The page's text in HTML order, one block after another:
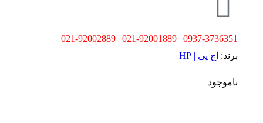
0937-3736351
|
021-92001889
|
021-92002889
برند:اچ پی | HP
ناموجود